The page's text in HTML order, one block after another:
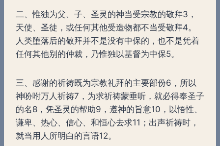
二、惟独为父、子、圣灵的神当受宗教的敬拜3，
天使、圣徒，或任何其他受造物都不当受敬拜4。
人类堕落后的敬拜并不是没有中保的，也不是凭着
任何其他别的仲裁，乃惟独以基督为中保5。
三、感谢的祈祷既为宗教礼拜的主要部份6，所以
神吩咐万人祈祷7，为求祈祷蒙垂听，就必得奉圣子
的名8，凭圣灵的帮助9，遵神的旨意10，以悟性、
谦卑、热心、信心、和恒心去求11；出声祈祷时，
就当用人所明白的言语12。